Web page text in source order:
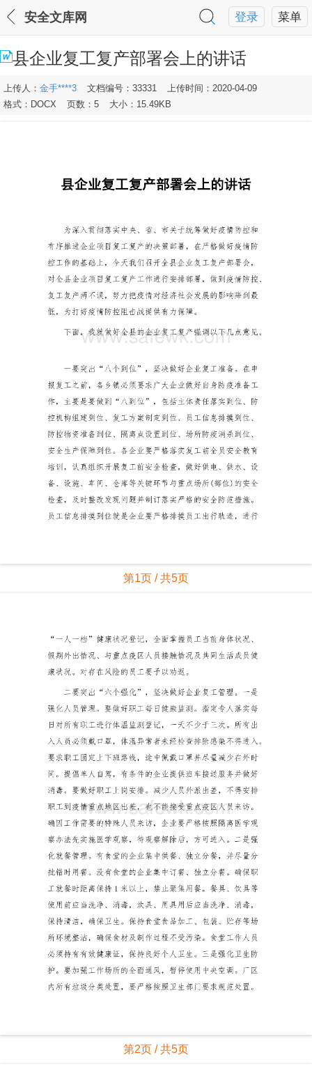
菜单
登录
安全文库网
县企业复工复产部署会上的讲话
上传人： 金手****3 文档编号：33331
上传时间：2020-04-09
格式：DOCX
页数：5 大小：15.49KB
第1页 / 共5页
第2页 / 共5页